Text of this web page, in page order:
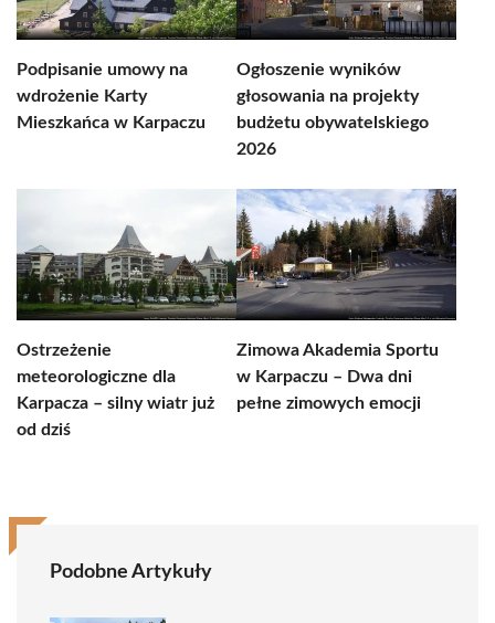
Podpisanie umowy na
wdrożenie Karty
Mieszkańca w Karpaczu
Ogłoszenie wyników
głosowania na projekty
budżetu obywatelskiego
2026
Ostrzeżenie
meteorologiczne dla
Karpacza – silny wiatr już
od dziś
Zimowa Akademia Sportu
w Karpaczu – Dwa dni
pełne zimowych emocji
Podobne Artykuły